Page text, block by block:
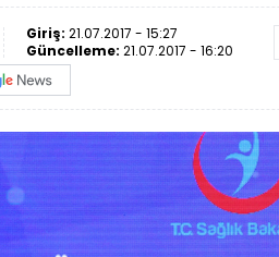
Giriş: 21.07.2017 - 15:27
Güncelleme: 21.07.2017 - 16:20